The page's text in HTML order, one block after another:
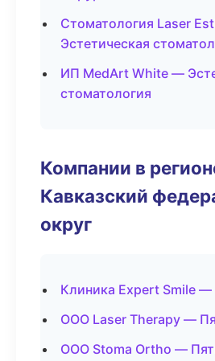
Стоматология Laser
Эстетическая
ИП MedArt White —
стоматология
Компании в
Кавказский
округ
Клиника Expert Smile —
ООО Laser Therapy —
ООО Stoma Ortho —